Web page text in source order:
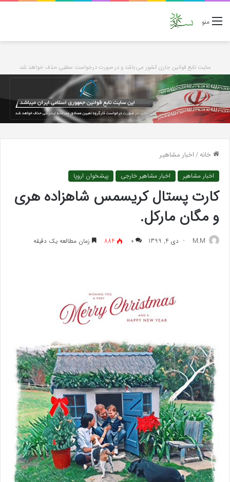
منو
سایت تابع قوانین جاری کشور می باشد و در صورت درخواست مطلبی حذف خواهد شد
خانه/اخبار مشاهیر
اخبار مشاهیر اخبار مشاهیر خارجی پیشخوان اروپا
کارت پستال کریسمس شاهزاده هری
و مگان مارکل.
M.M دی 4, 1399 ۰ 884 زمان مطالعه یک دقیقه